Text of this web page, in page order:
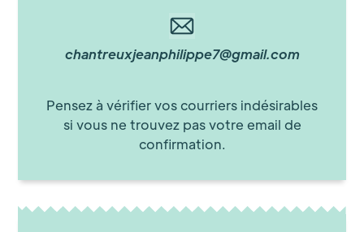
chantreuxjeanphilippe7@gmail.com
Pensez à vérifier vos courriers indésirables
si vous ne trouvez pas votre email de
confirmation.